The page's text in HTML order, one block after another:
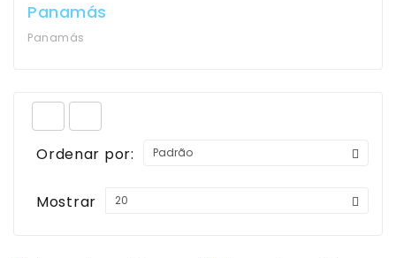
Pedagógicas
Linguagem
Matemática
Panamás
Panamás
Ordenar por:
Mostrar